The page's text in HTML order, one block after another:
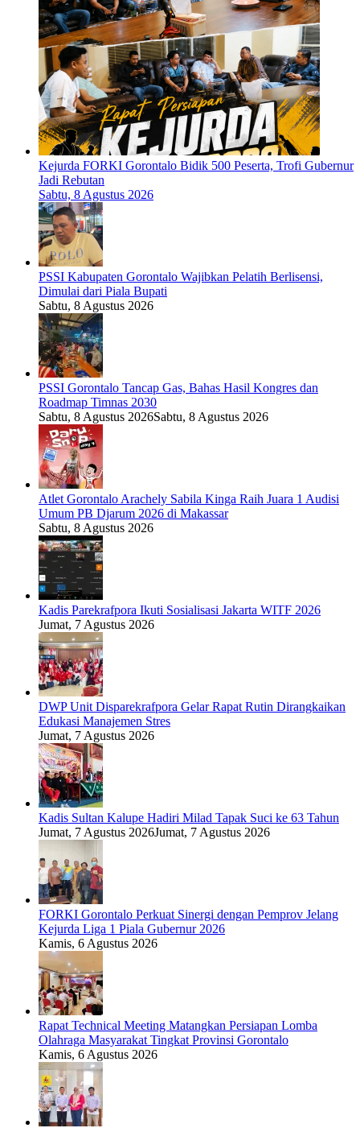
Kejurda FORKI Gorontalo Bidik 500 Peserta, Trofi Gubernur
Jadi Rebutan
Sabtu, 8 Agustus 2026
PSSI Kabupaten Gorontalo Wajibkan Pelatih Berlisensi,
Dimulai dari Piala Bupati
Sabtu, 8 Agustus 2026
PSSI Gorontalo Tancap Gas, Bahas Hasil Kongres dan
Roadmap Timnas 2030
Sabtu, 8 Agustus 2026Sabtu, 8 Agustus 2026
Atlet Gorontalo Arachely Sabila Kinga Raih Juara 1 Audisi
Umum PB Djarum 2026 di Makassar
Sabtu, 8 Agustus 2026
Kadis Parekrafpora Ikuti Sosialisasi Jakarta WITF 2026
Jumat, 7 Agustus 2026
DWP Unit Disparekrafpora Gelar Rapat Rutin Dirangkaikan
Edukasi Manajemen Stres
Jumat, 7 Agustus 2026
Kadis Sultan Kalupe Hadiri Milad Tapak Suci ke 63 Tahun
Jumat, 7 Agustus 2026Jumat, 7 Agustus 2026
FORKI Gorontalo Perkuat Sinergi dengan Pemprov Jelang
Kejurda Liga 1 Piala Gubernur 2026
Kamis, 6 Agustus 2026
Rapat Technical Meeting Matangkan Persiapan Lomba
Olahraga Masyarakat Tingkat Provinsi Gorontalo
Kamis, 6 Agustus 2026